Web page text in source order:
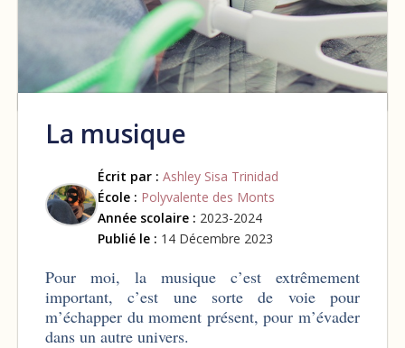
La musique
Écrit par : Ashley Sisa Trinidad
École : Polyvalente des Monts
Année scolaire : 2023-2024
Publié le : 14 Décembre 2023
Pour moi, la musique c’est extrêmement
important, c’est une sorte de voie pour
m’échapper du moment présent, pour m’évader
dans un autre univers.